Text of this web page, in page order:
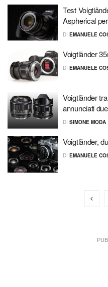
Test
Aspherical
DI EMANUELE
Voigtländer
DI EMANUELE
Voigtländer
annunciati
DI SIMONE MODA
Voigtländer,
DI EMANUELE